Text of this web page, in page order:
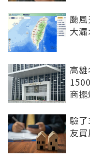
颱
大
高
商擺
驗
友